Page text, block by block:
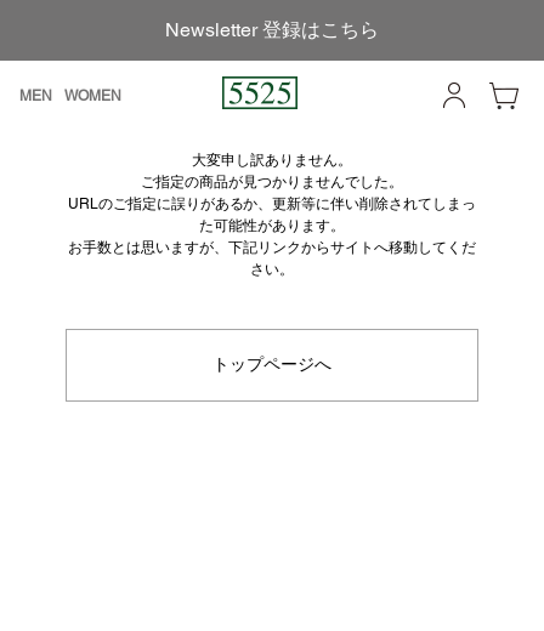
Newsletter 登録はこちら
MEN WOMEN
大変申し訳ありません。
ご指定の商品が見つかりませんでした。
URLのご指定に誤りがあるか、更新等に伴い削除されてしまっ
た可能性があります。
お手数とは思いますが、下記リンクからサイトへ移動してくだ
さい。
トップページへ